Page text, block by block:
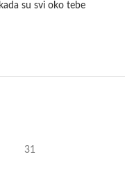
su svi oko tebe
31